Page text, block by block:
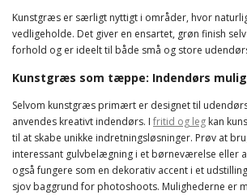
Kunstgræs er særligt nyttigt i områder, hvor
vedligeholde. Det giver en ensartet, grøn finish
forhold og er ideelt til både små og store
Kunstgræs som tæppe: Indendørs
Selvom kunstgræs primært er designet til
anvendes kreativt indendørs. I fritid og leg kan
til at skabe unikke indretningsløsninger. Prøv at
interessant gulvbelægning i et børneværelse eller
også fungere som en dekorativ accent i et
sjov baggrund for photoshoots. Mulighederne er